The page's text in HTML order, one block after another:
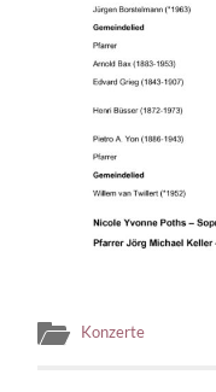
Konzerte